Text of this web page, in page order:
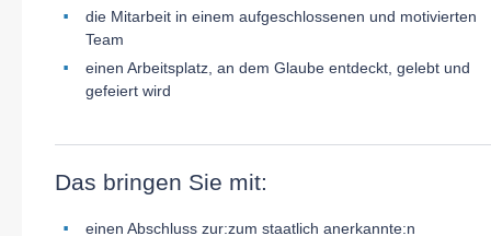
die Mitarbeit in einem aufgeschlossenen und motivierten
Team
einen Arbeitsplatz, an dem Glaube entdeckt, gelebt und
gefeiert wird
Das bringen Sie mit:
einen Abschluss zur:zum staatlich anerkannte:n